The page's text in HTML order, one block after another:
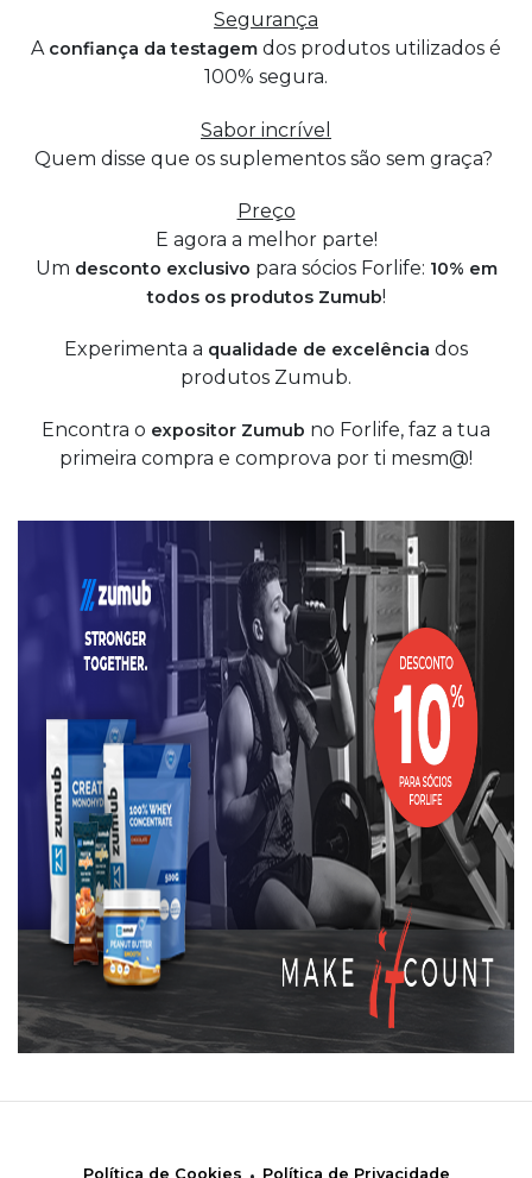
Segurança
A confiança da testagem dos produtos utilizados é
100% segura.
Sabor incrível
Quem disse que os suplementos são sem graça?
Preço
E agora a melhor parte!
Um desconto exclusivo para sócios Forlife: 10% em
todos os produtosZumub!
Experimenta a qualidade de excelência dos
produtos Zumub.
Encontra o expositor Zumub no Forlife, faz a tua
primeira compra e comprova por ti mesm@!
Política de Cookies . Política de Privacidade